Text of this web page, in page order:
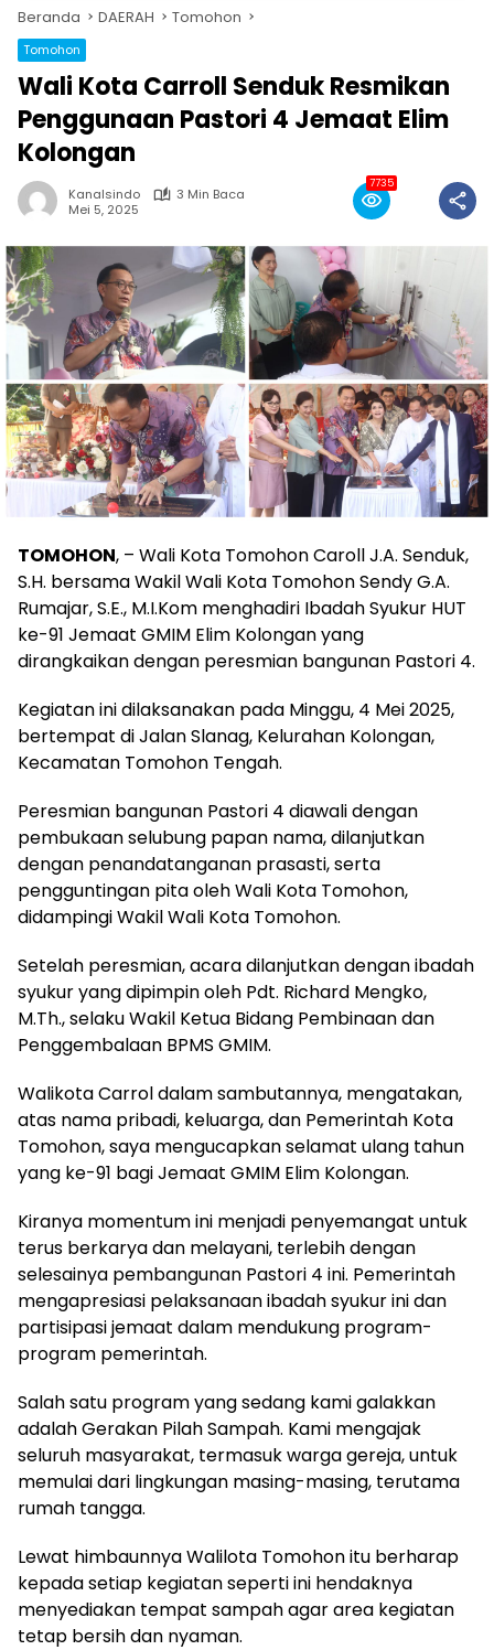
Beranda DAERAH Tomohon
Tomohon
Wali Kota Carroll Senduk Resmikan
Penggunaan Pastori 4 Jemaat Elim
Kolongan
Kanalsindo
3 Min Baca
Mei 5, 2025
7735
TOMOHON, – Wali Kota Tomohon Caroll J.A. Senduk,
S.H. bersama Wakil Wali Kota Tomohon Sendy G.A.
Rumajar, S.E., M.I.Kom menghadiri Ibadah Syukur HUT
ke-91 Jemaat GMIM Elim Kolongan yang
dirangkaikan dengan peresmian bangunan Pastori 4.
Kegiatan ini dilaksanakan pada Minggu, 4 Mei 2025,
bertempat di Jalan Slanag, Kelurahan Kolongan,
Kecamatan Tomohon Tengah.
Peresmian bangunan Pastori 4 diawali dengan
pembukaan selubung papan nama, dilanjutkan
dengan penandatanganan prasasti, serta
pengguntingan pita oleh Wali Kota Tomohon,
didampingi Wakil Wali Kota Tomohon.
Setelah peresmian, acara dilanjutkan dengan ibadah
syukur yang dipimpin oleh Pdt. Richard Mengko,
M.Th., selaku Wakil Ketua Bidang Pembinaan dan
Penggembalaan BPMS GMIM.
Walikota Carrol dalam sambutannya, mengatakan,
atas nama pribadi, keluarga, dan Pemerintah Kota
Tomohon, saya mengucapkan selamat ulang tahun
yang ke-91 bagi Jemaat GMIM Elim Kolongan.
Kiranya momentum ini menjadi penyemangat untuk
terus berkarya dan melayani, terlebih dengan
selesainya pembangunan Pastori 4 ini. Pemerintah
mengapresiasi pelaksanaan ibadah syukur ini dan
partisipasi jemaat dalam mendukung program-
program pemerintah.
Salah satu program yang sedang kami galakkan
adalah Gerakan Pilah Sampah. Kami mengajak
seluruh masyarakat, termasuk warga gereja, untuk
memulai dari lingkungan masing-masing, terutama
rumah tangga.
Lewat himbaunnya Walilota Tomohon itu berharap
kepada setiap kegiatan seperti ini hendaknya
menyediakan tempat sampah agar area kegiatan
tetap bersih dan nyaman.